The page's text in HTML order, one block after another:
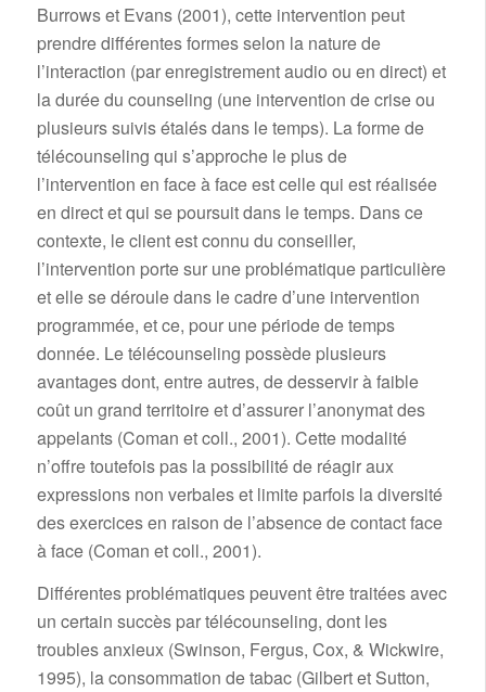
Burrows et Evans (2001), cette intervention peut
prendre différentes formes selon la nature de
l’interaction (par enregistrement audio ou en direct) et
la durée du counseling (une intervention de crise ou
plusieurs suivis étalés dans le temps). La forme de
télécounseling qui s’approche le plus de
l’intervention en face à face est celle qui est réalisée
en direct et qui se poursuit dans le temps. Dans ce
contexte, le client est connu du conseiller,
l’intervention porte sur une problématique particulière
et elle se déroule dans le cadre d’une intervention
programmée, et ce, pour une période de temps
donnée. Le télécounseling possède plusieurs
avantages dont, entre autres, de desservir à faible
coût un grand territoire et d’assurer l’anonymat des
appelants (Coman et coll., 2001). Cette modalité
n’offre toutefois pas la possibilité de réagir aux
expressions non verbales et limite parfois la diversité
des exercices en raison de l’absence de contact face
à face (Coman et coll., 2001).
Différentes problématiques peuvent être traitées avec
un certain succès par télécounseling, dont les
troubles anxieux (Swinson, Fergus, Cox, & Wickwire,
1995), la consommation de tabac (Gilbert et Sutton,